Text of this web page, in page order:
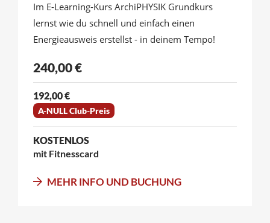
Im E-Learning-Kurs ArchiPHYSIK Grundkurs
lernst wie du schnell und einfach einen
Energieausweis erstellst - in deinem Tempo!
240,00 €
192,00 €
A-NULL Club-Preis
KOSTENLOS
mit Fitnesscard
MEHR INFO UND BUCHUNG